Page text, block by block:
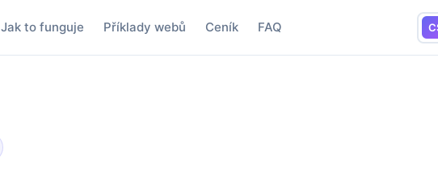
Jak to funguje Příklady webů Ceník FAQ